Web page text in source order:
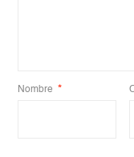
Nombre *